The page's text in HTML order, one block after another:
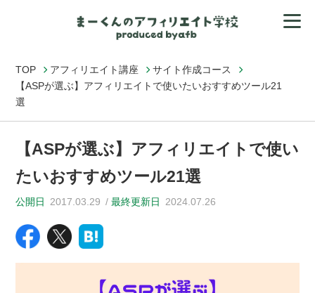
TOP アフィリエイト講座
サイト作成コース
【ASPが選ぶ】アフィリエイトで使いたいおすすめツール21
選
【ASPが選ぶ】アフィリエイトで使い
たいおすすめツール21選
公開日 2017.03.29 最終更新日 2024.07.26